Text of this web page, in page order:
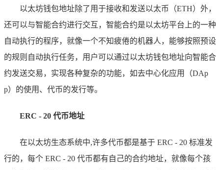
以太坊钱包地址除了用于接收和发送以太币（ETH）外，
还可以与智能合约进行交互，智能合约是以太坊平台上的一种
自动执行的程序，就像一个不知疲倦的机器人，能够按照预设
的规则自动执行任务，用户可以通过以太坊钱包地址向智能合
约发送交易，实现各种复杂的功能，如去中心化应用（DAp
p）的使用、代币的发行等。
ERC - 20 代币地址
在以太坊生态系统中,许多代币都是基于 ERC - 20 标准发
行的，每个 ERC - 20 代币都有自己的合约地址，就像每个孩